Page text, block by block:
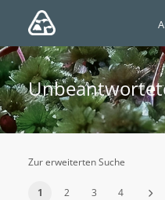
Zur erweiterten Suche
1 2 3 4